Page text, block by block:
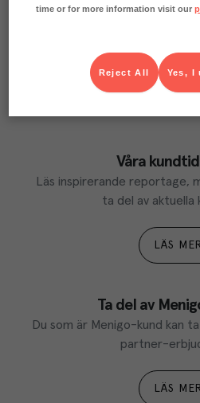
Våra
Läs inspirerande reportage,
ta del av aktuella
LÄS MER
Ta del av
Du som är Menigo-kund kan
partner-
LÄS MER
time or for more information visit our
Yes, I
Reject All